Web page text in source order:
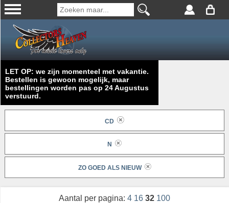
LET OP: we zijn momenteel met vakantie.
Bestellen is gewoon mogelijk, maar
bestellingen worden pas op 24 Augustus
verstuurd.
CD
N
ZO GOED ALS NIEUW
Aantal per pagina: 4 16 32 100